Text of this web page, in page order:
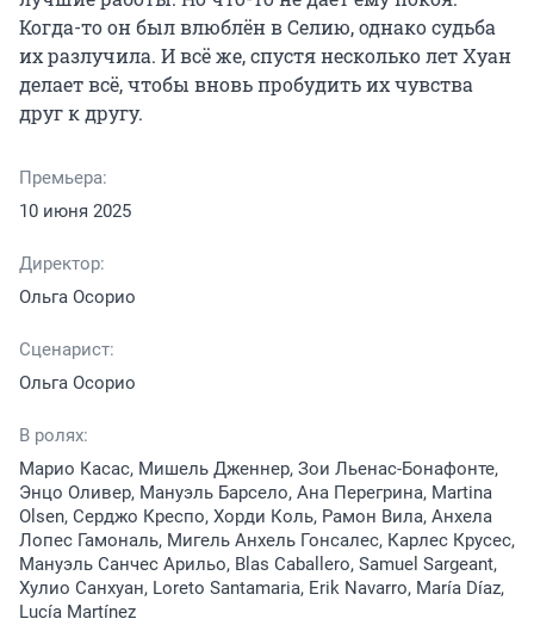
Когда-то он был влюблён в Селию, однако судьба
их разлучила. И всё же, спустя несколько лет Хуан
делает всё, чтобы вновь пробудить их чувства
друг к другу.
Премьера:
10 июня 2025
Директор:
Ольга Осорио
Сценарист:
Ольга Осорио
В ролях:
Марио Касас, Мишель Дженнер, Зои Льенас-Бонафонте,
Энцо Оливер, Мануэль Барсело, Ана Перегрина, Martina
Olsen, Серджо Креспо, Хорди Коль, Рамон Вила, Анхела
Лопес Гамональ, Мигель Анхель Гонсалес, Карлес Крусес,
Мануэль Санчес Арильо, Blas Caballero, Samuel Sargeant,
Хулио Санхуан, Loreto Santamaria, Erik Navarro, María Díaz,
Lucía Martínez